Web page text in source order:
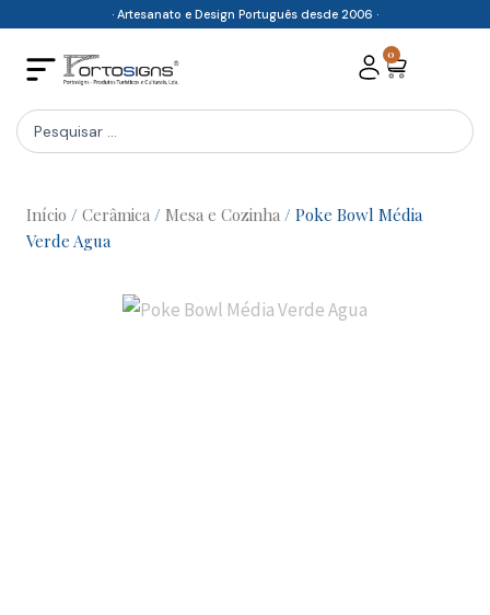
content
· Artesanato e Design Português desde 2006 ·
0
Cart
Search
...
Início / Cerâmica / Mesa e Cozinha / Poke Bowl Média
Verde Agua